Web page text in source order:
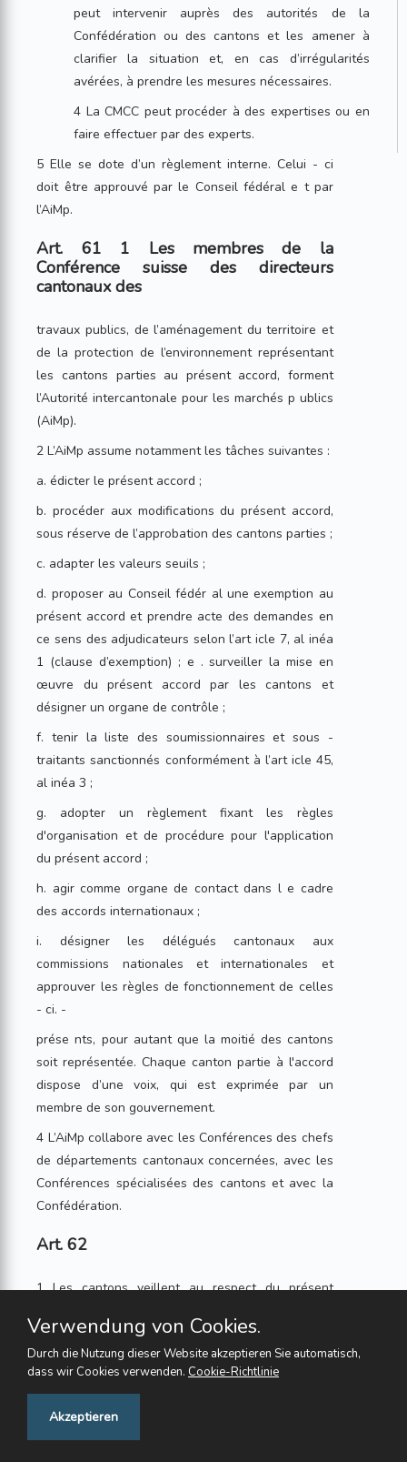
peut intervenir auprès des autorités de la
Confédération ou des cantons et les amener à
clarifier la situation et, en cas d’irrégularités
avérées, à prendre les mesures nécessaires.
4 La CMCC peut procéder à des expertises ou en
faire effectuer par des experts.
5 Elle se dote d’un règlement interne. Celui - ci
doit être approuvé par le Conseil fédéral e t par
l’AiMp.
Art. 61 1 Les membres de la
Conférence suisse des directeurs
cantonaux des
travaux publics, de l’aménagement du territoire et
de la protection de l’environnement représentant
les cantons parties au présent accord, forment
l’Autorité intercantonale pour les marchés p ublics
(AiMp).
2 L’AiMp assume notamment les tâches suivantes :
a. édicter le présent accord ;
b. procéder aux modifications du présent accord,
sous réserve de l’approbation des cantons parties ;
c. adapter les valeurs seuils ;
d. proposer au Conseil fédér al une exemption au
présent accord et prendre acte des demandes en
ce sens des adjudicateurs selon l’art icle 7, al inéa
1 (clause d’exemption) ; e . surveiller la mise en
œuvre du présent accord par les cantons et
désigner un organe de contrôle ;
f. tenir la liste des soumissionnaires et sous -
traitants sanctionnés conformément à l’art icle 45,
al inéa 3 ;
g. adopter un règlement fixant les règles
d'organisation et de procédure pour l'application
du présent accord ;
h. agir comme organe de contact dans l e cadre
des accords internationaux ;
i. désigner les délégués cantonaux aux
commissions nationales et internationales et
approuver les règles de fonctionnement de celles
- ci. -
prése nts, pour autant que la moitié des cantons
soit représentée. Chaque canton partie à l'accord
dispose d’une voix, qui est exprimée par un
membre de son gouvernement.
4 L’AiMp collabore avec les Conférences des chefs
de départements cantonaux concernées, avec les
Conférences spécialisées des cantons et avec la
Confédération.
Art. 62
1 Les cantons veillent au respect du présent
2 L'AiMp traite les dénonciations de cantons
concernant le respect du présent accord par l es
Verwendung von Cookies.
Durch die Nutzung dieser Website akzeptieren Sie automatisch,
dass wir Cookies verwenden. Cookie-Richtlinie
Akzeptieren